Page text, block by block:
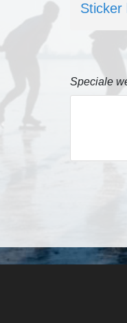
Sticker
Speciale